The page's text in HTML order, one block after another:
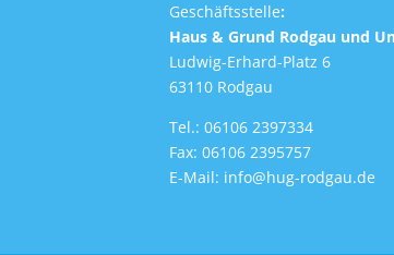
Geschäftsstelle:
Haus & Grund Rodgau und
Ludwig-Erhard-Platz 6
63110 Rodgau
Tel.: 06106 2397334
Fax: 06106 2395757
E-Mail: info@hug-rodgau.de